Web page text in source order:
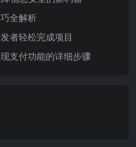
全解析
者轻松完成项目
支付功能的详细步骤